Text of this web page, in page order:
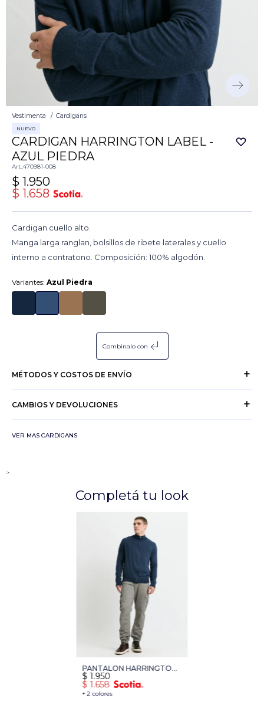
Vestimenta Cardigans
NUEVO
CARDIGAN HARRINGTON LABEL -
AZUL PIEDRA
470981-008
$ 1.950
$ 1.658
Cardigan cuello alto.
Manga larga ranglan, bolsillos de ribete laterales y cuello
interno a contratono. Composición: 100% algodón.
Variantes: Azul Piedra
Combinalo con subdirectory_arrow_left
MÉTODOS Y COSTOS DE ENVÍO
CAMBIOS Y DEVOLUCIONES
VER MAS CARDIGANS
>
Completá tu look
PANTALON HARRINGTON
LABEL - VERDE
+ 2 colores
$ 1.950
$ 1.658